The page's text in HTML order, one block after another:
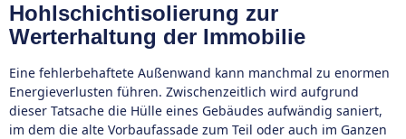
Hohlschichtisolierung zur
Werterhaltung der Immobilie
Eine fehlerbehaftete Außenwand kann manchmal zu enormen
Energieverlusten führen. Zwischenzeitlich wird aufgrund
dieser Tatsache die Hülle eines Gebäudes aufwändig saniert,
im dem die alte Vorbaufassade zum Teil oder auch im Ganzen